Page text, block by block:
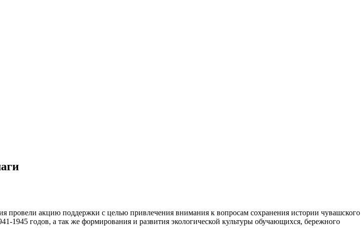
провели акцию поддержки с целью привлечения внимания к вопросам сохранения истории чувашского
1945 годов, а так же формирования и развития экологической культуры обучающихся, бережного